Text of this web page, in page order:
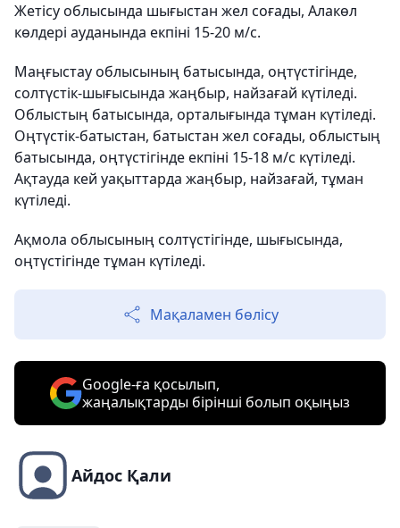
Жетісу облысында шығыстан жел соғады, Алакөл
көлдері ауданында екпіні 15-20 м/с.
Маңғыстау облысының батысында, оңтүстігінде,
солтүстік-шығысында жаңбыр, найзағай күтіледі.
Облыстың батысында, орталығында тұман күтіледі.
Оңтүстік-батыстан, батыстан жел соғады, облыстың
батысында, оңтүстігінде екпіні 15-18 м/с күтіледі.
Ақтауда кей уақыттарда жаңбыр, найзағай, тұман
күтіледі.
Ақмола облысының солтүстігінде, шығысында,
оңтүстігінде тұман күтіледі.
Мақаламен бөлісу
Google-ға қосылып,
жаңалықтарды бірінші болып оқыңыз
Айдос Қали